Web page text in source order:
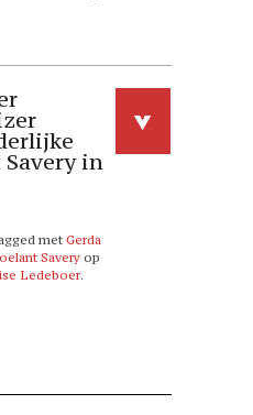
in
met Gerda
Savery op
Ledeboer.